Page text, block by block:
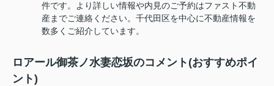
件です。より詳しい情報や内見のご予約はファスト不動
産までご連絡ください。千代田区を中心に不動産情報を
数多くご紹介しています。
ロアール御茶ノ水妻恋坂のコメント(おすすめポイ
ント)